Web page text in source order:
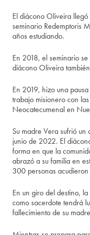
El diácono Oliveira
seminario Redemptoris
años estudiando.
En 2018, el seminario
diácono Oliveira
En 2019, hizo una
trabajo misionero con
Neocatecumenal en
Su madre Vera sufrió
junio de 2022. El
forma en que la
abrazó a su familia en
300 personas acudieron
En un giro del destino,
como sacerdote tendrá
fallecimiento de su